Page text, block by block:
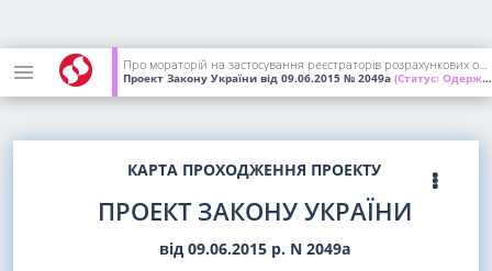
Про мораторій на застосування реєстраторів розрахункових операцій платниками єдиного податку першої, другої та третьої груп
Проект Закону України від 09.06.2015 № 2049а (Статус: Одержаний ВР України)
КАРТА ПРОХОДЖЕННЯ ПРОЕКТУ
ПРОЕКТ ЗАКОНУ УКРАЇНИ
від 09.06.2015 р. N 2049а